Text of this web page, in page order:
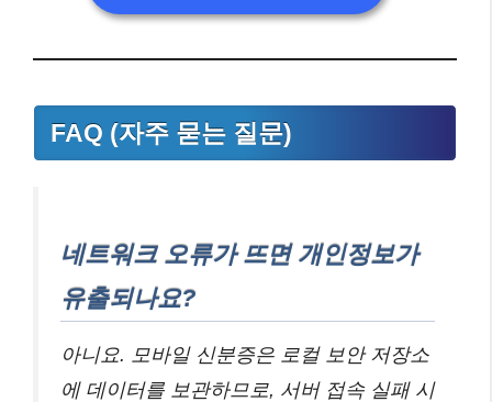
FAQ (자주 묻는 질문)
네트워크 오류가 뜨면 개인정보가
유출되나요?
아니요. 모바일 신분증은 로컬 보안 저장소
에 데이터를 보관하므로, 서버 접속 실패 시